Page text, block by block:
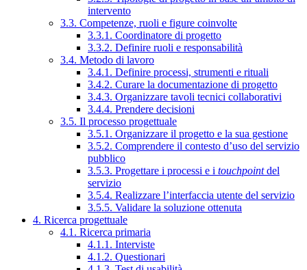
intervento
3.3. Competenze, ruoli e figure coinvolte
3.3.1. Coordinatore di progetto
3.3.2. Definire ruoli e responsabilità
3.4. Metodo di lavoro
3.4.1. Definire processi, strumenti e rituali
3.4.2. Curare la documentazione di progetto
3.4.3. Organizzare tavoli tecnici collaborativi
3.4.4. Prendere decisioni
3.5. Il processo progettuale
3.5.1. Organizzare il progetto e la sua gestione
3.5.2. Comprendere il contesto d’uso del servizio
pubblico
3.5.3. Progettare i processi e i touchpointdel
servizio
3.5.4. Realizzare l’interfaccia utente del servizio
3.5.5. Validare la soluzione ottenuta
4. Ricerca progettuale
4.1. Ricerca primaria
4.1.1. Interviste
4.1.2. Questionari